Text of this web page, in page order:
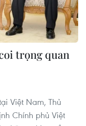
trọng quan
Việt Nam, Thủ
Chính phủ Việt